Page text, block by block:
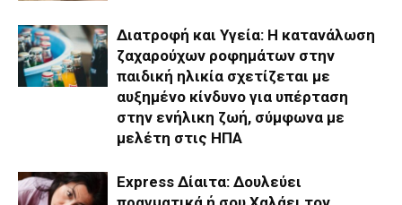
Διατροφή και Υγεία: Η κατανάλωση
ζαχαρούχων ροφημάτων στην
παιδική ηλικία σχετίζεται με
αυξημένο κίνδυνο για υπέρταση
στην ενήλικη ζωή, σύμφωνα με
μελέτη στις ΗΠΑ
Express Δίαιτα: Δουλεύει